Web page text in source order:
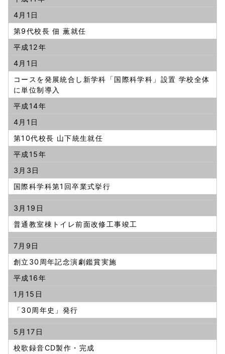
4月1日
第9代校長 佃 薫就任
平成12年
4月1日
コースを発展統合し新学科「国際科学科」設置 学校全体
に単位制導入
平成14年
4月1日
第10代校長 山下統生就任
平成15年
3月3日
国際科学科第1回卒業式挙行
3月19日
普通教室棟トイレ前面改修工事竣工
7月9日
創立30周年記念演劇鑑賞実施
平成16年
1月15日
「30周年史」発行
5月17日
校歌録音CD製作・完成